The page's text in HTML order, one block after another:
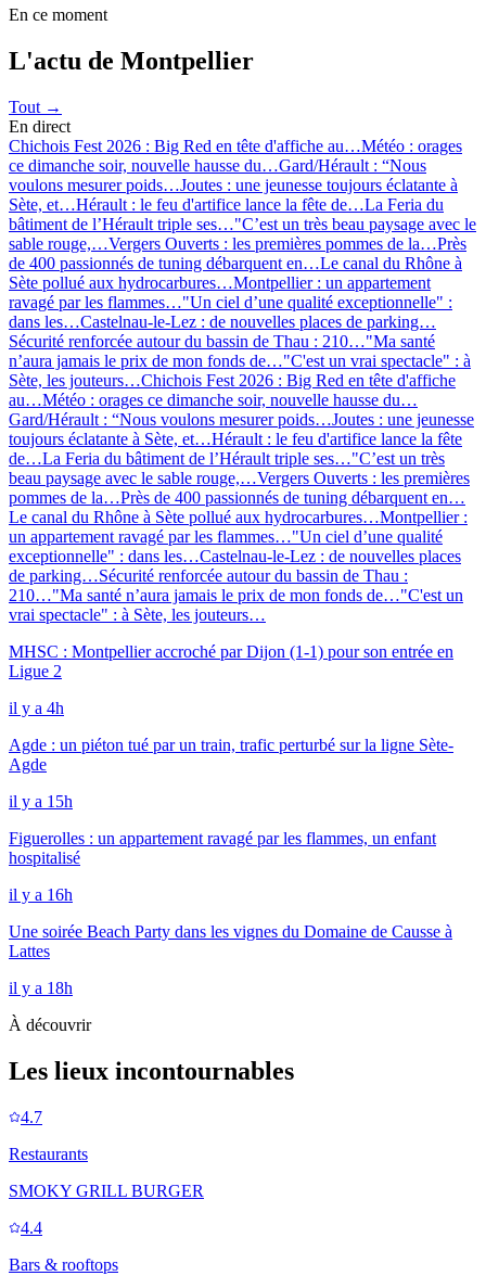
En ce moment
L'actu de Montpellier
Tout →
En direct
Chichois Fest 2026 : Big Red en tête d'affiche au…Météo : orages
ce dimanche soir, nouvelle hausse du…Gard/Hérault : “Nous
voulons mesurer poids…Joutes : une jeunesse toujours éclatante à
Sète, et…Hérault : le feu d'artifice lance la fête de…La Feria du
bâtiment de l’Hérault triple ses…"C’est un très beau paysage avec le
sable rouge,…Vergers Ouverts : les premières pommes de la…Près
de 400 passionnés de tuning débarquent en…Le canal du Rhône à
Sète pollué aux hydrocarbures…Montpellier : un appartement
ravagé par les flammes…"Un ciel d’une qualité exceptionnelle" :
dans les…Castelnau-le-Lez : de nouvelles places de parking…
Sécurité renforcée autour du bassin de Thau : 210…"Ma santé
n’aura jamais le prix de mon fonds de…"C'est un vrai spectacle" : à
Sète, les jouteurs…Chichois Fest 2026 : Big Red en tête d'affiche
au…Météo : orages ce dimanche soir, nouvelle hausse du…
Gard/Hérault : “Nous voulons mesurer poids…Joutes : une jeunesse
toujours éclatante à Sète, et…Hérault : le feu d'artifice lance la fête
de…La Feria du bâtiment de l’Hérault triple ses…"C’est un très
beau paysage avec le sable rouge,…Vergers Ouverts : les premières
pommes de la…Près de 400 passionnés de tuning débarquent en…
Le canal du Rhône à Sète pollué aux hydrocarbures…Montpellier :
un appartement ravagé par les flammes…"Un ciel d’une qualité
exceptionnelle" : dans les…Castelnau-le-Lez : de nouvelles places
de parking…Sécurité renforcée autour du bassin de Thau :
210…"Ma santé n’aura jamais le prix de mon fonds de…"C'est un
vrai spectacle" : à Sète, les jouteurs…
MHSC : Montpellier accroché par Dijon (1-1) pour son entrée en
Ligue 2
il y a 4h
Agde : un piéton tué par un train, trafic perturbé sur la ligne Sète-
Agde
il y a 15h
Figuerolles : un appartement ravagé par les flammes, un enfant
hospitalisé
il y a 16h
Une soirée Beach Party dans les vignes du Domaine de Causse à
Lattes
il y a 18h
À découvrir
Les lieux incontournables
4.7
Restaurants
SMOKY GRILL BURGER
4.4
Bars & rooftops